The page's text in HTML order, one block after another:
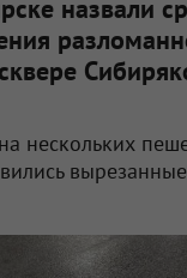
назвали
нескольких
вырезанные